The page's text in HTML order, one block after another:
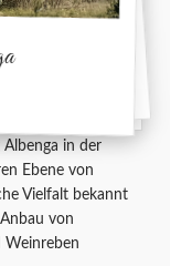
in der
Ebene von
Vielfalt bekannt
von
Weinreben